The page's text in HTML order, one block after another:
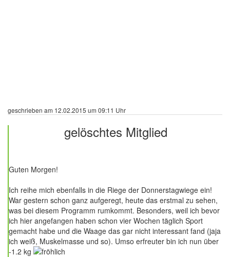
geschrieben am 12.02.2015 um 09:11 Uhr
gelöschtes Mitglied
Guten Morgen!
Ich reihe mich ebenfalls in die Riege der Donnerstagwiege ein!
War gestern schon ganz aufgeregt, heute das erstmal zu sehen,
was bei diesem Programm rumkommt. Besonders, weil ich bevor
ich hier angefangen haben schon vier Wochen täglich Sport
gemacht habe und die Waage das gar nicht interessant fand (jaja
ich weiß, Muskelmasse und so). Umso erfreuter bin ich nun über
-1.2 kg